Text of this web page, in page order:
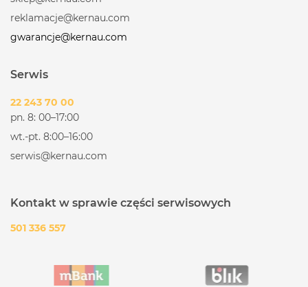
reklamacje@kernau.com
gwarancje@kernau.com
Serwis
22 243 70 00
pn. 8: 00–17:00
wt.-pt. 8:00–16:00
serwis@kernau.com
Kontakt w sprawie części serwisowych
501 336 557